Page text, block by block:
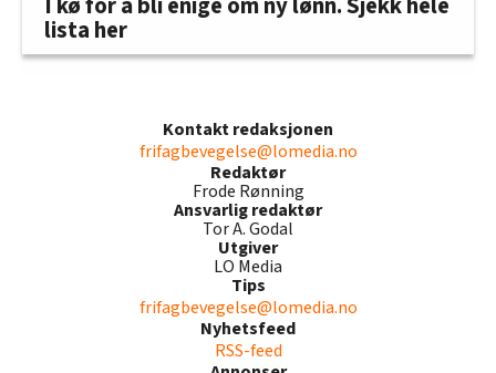
I kø for å bli enige om ny lønn. Sjekk hele
lista her
Kontakt redaksjonen
frifagbevegelse@lomedia.no
Redaktør
Frode Rønning
Ansvarlig redaktør
Tor A. Godal
Utgiver
LO Media
Tips
frifagbevegelse@lomedia.no
Nyhetsfeed
RSS-feed